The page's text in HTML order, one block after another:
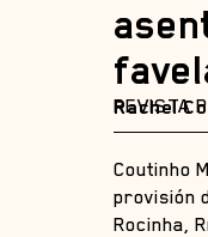
REVISTA
Rachel
Coutinho
provisión
Rocinha,